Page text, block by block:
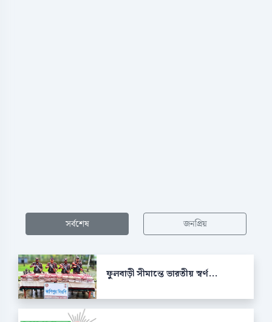
সর্বশেষ জনপ্রিয়
ফুলবাড়ী সীমান্তে ভারতীয় স্বর্ণ...